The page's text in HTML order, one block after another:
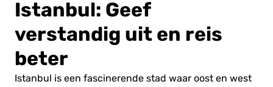
Istanbul: Geef
verstandig uit en reis
beter
Istanbul is een fascinerende stad waar oost en west